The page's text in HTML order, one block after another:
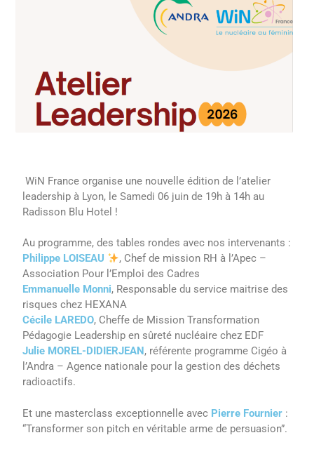
WiN France organise une nouvelle édition de l’atelier
leadership à Lyon, le Samedi 06 juin de 19h à 14h au
Radisson Blu Hotel !
Au programme, des tables rondes avec nos intervenants :
Philippe LOISEAU
, Chef de mission RH à l’Apec –
Association Pour l’Emploi des Cadres
Emmanuelle Monni, Responsable du service maitrise des
risques chez HEXANA
Cécile LAREDO, Cheffe de Mission Transformation
Pédagogie Leadership en sûreté nucléaire chez EDF
Julie MOREL-DIDIERJEAN, référente programme Cigéo à
l’Andra – Agence nationale pour la gestion des déchets
radioactifs.
Et une masterclass exceptionnelle avec Pierre Fournier :
“Transformer son pitch en véritable arme de persuasion”.